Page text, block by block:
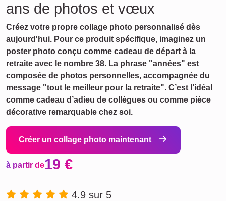
ans de photos et vœux
Créez votre propre collage photo personnalisé dès
aujourd'hui. Pour ce produit spécifique, imaginez un
poster photo conçu comme cadeau de départ à la
retraite avec le nombre 38. La phrase "années" est
composée de photos personnelles, accompagnée du
message "tout le meilleur pour la retraite". C’est l’idéal
comme cadeau d’adieu de collègues ou comme pièce
décorative remarquable chez soi.
Créer un collage photo maintenant
à partir de19 €
4.9 sur 5